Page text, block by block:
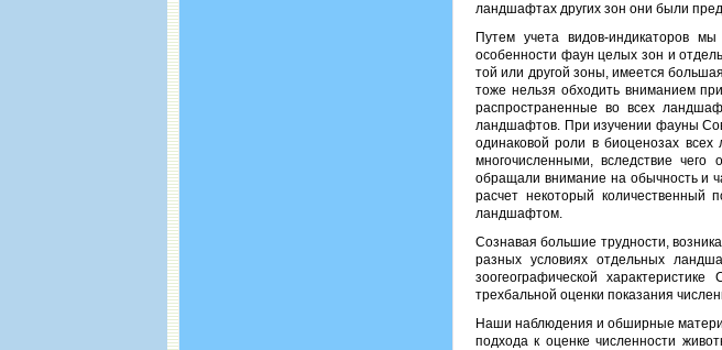
ландшафтах других зон они были
Путем учета видов-индикаторов
особенности фаун целых зон и
той или другой зоны, имеется
тоже нельзя обходить вниманием
распространенные во всех
ландшафтов. При изучении фауны
одинаковой роли в биоценозах
многочисленными, вследствие
обращали внимание на обычность и
расчет некоторый количественный
ландшафтом.
Сознавая большие трудности,
разных условиях отдельных
зоогеографической
трехбальной оценки показания
Наши наблюдения и обширные
подхода к оценке численности